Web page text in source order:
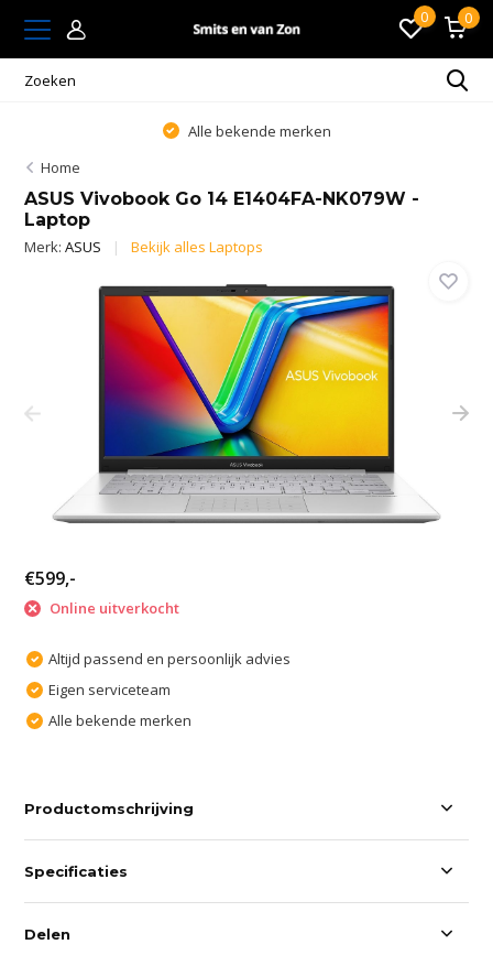
0 0
Alle bekende merken
Home
ASUS Vivobook Go 14 E1404FA-NK079W -
Laptop
Merk:ASUS Bekijk alles Laptops
€599,-
Online uitverkocht
Altijd passend en persoonlijk advies
Eigen serviceteam
Alle bekende merken
Productomschrijving
Specificaties
Delen